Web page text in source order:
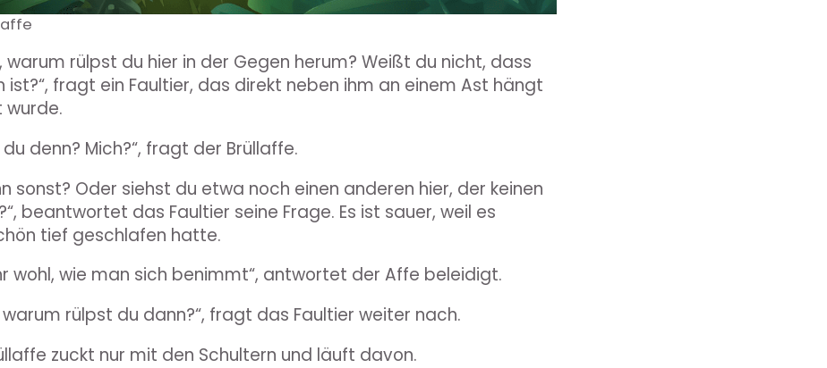
warum rülpst du hier in der Gegen herum? Weißt du nicht, dass
ist?“, fragt ein Faultier, das direkt neben ihm an einem Ast hängt
wurde.
denn? Mich?“, fragt der Brüllaffe.
sonst? Oder siehst du etwa noch einen anderen hier, der keinen
beantwortet das Faultier seine Frage. Es ist sauer, weil es
tief geschlafen hatte.
wohl, wie man sich benimmt“, antwortet der Affe beleidigt.
warum rülpst du dann?“, fragt das Faultier weiter nach.
zuckt nur mit den Schultern und läuft davon.